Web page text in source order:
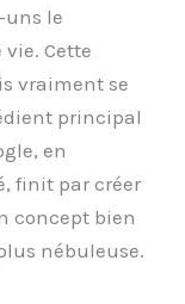
uns le
Cette
vraiment se
principal
en
finit par créer
concept bien
nébuleuse.